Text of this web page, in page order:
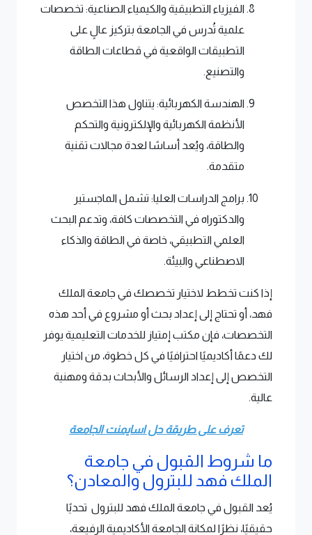
الفيزياء التطبيقية والكيمياء الصناعية: تخصصات
علمية تُدرس في الجامعة بتركيز عالٍ على
التطبيقات الواقعية في قطاعات الطاقة
والتصنيع.
الهندسة الكهربائية: يتناول هذا التخصص
الأنظمة الكهربائية والإلكترونية والتحكم
والطاقة، ويُعد أساسًا لعدة مجالات تقنية
متقدمة.
برامج الدراسات العليا: تشمل الماجستير
والدكتوراه في التخصصات كافة، وتدعم البحث
العلمي التطبيقي، خاصة في الطاقة والذكاء
الاصطناعي والبيئة.
إذا كنت تخطط لاختيار تخصصك في جامعة الملك
فهد، أو تحتاج إلى إعداد بحث أو مشروع في أحد هذه
التخصصات، فإن مكتب إمتياز للخدمات التعليمية يوفر
لك دعمًا أكاديميًا احترافيًا في كل خطوة، من اختيار
التخصص إلى إعداد الرسائل والأبحاث بدقة ومهنية
عالية.
تعرف على طريقة حل اسايمنت الجامعة
ما شروط القبول في جامعة
الملك فهد للبترول والمعادن؟
يُعد القبول في جامعة الملك فهد للبترول تحديًا
حقيقيًا، نظرًا لمكانة الجامعة الأكاديمية الرفيعة،